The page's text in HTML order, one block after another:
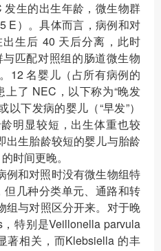
生的出生年龄，微生物群
E）。具体而言，病例和对
生后 40 天后分离，此时
匹配对照组的肠道微生物
12 名婴儿（占所有病例的
了 NEC，以下称为“晚发
下发病的婴儿（“早发”）
明显较短，出生体重也较
出生胎龄较短的婴儿与胎龄
时间更晚。
例和对照时没有微生物组特
几种分类单元、通路和转
组与对照区分开来。对于晚
特别是Veillonella parvula
著相关，而Klebsiella 的丰